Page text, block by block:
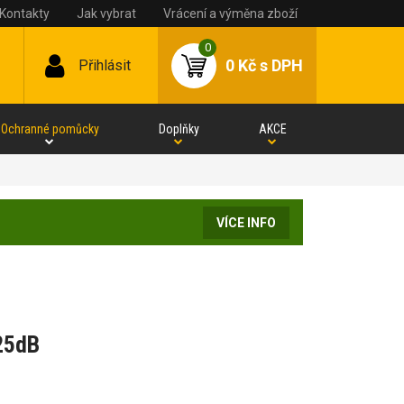
Kontakty Jak vybrat Vrácení a výměna zboží
Přihlásit
0
0 Kčs DPH
Ochranné pomůcky Doplňky AKCE
VÍCE INFO